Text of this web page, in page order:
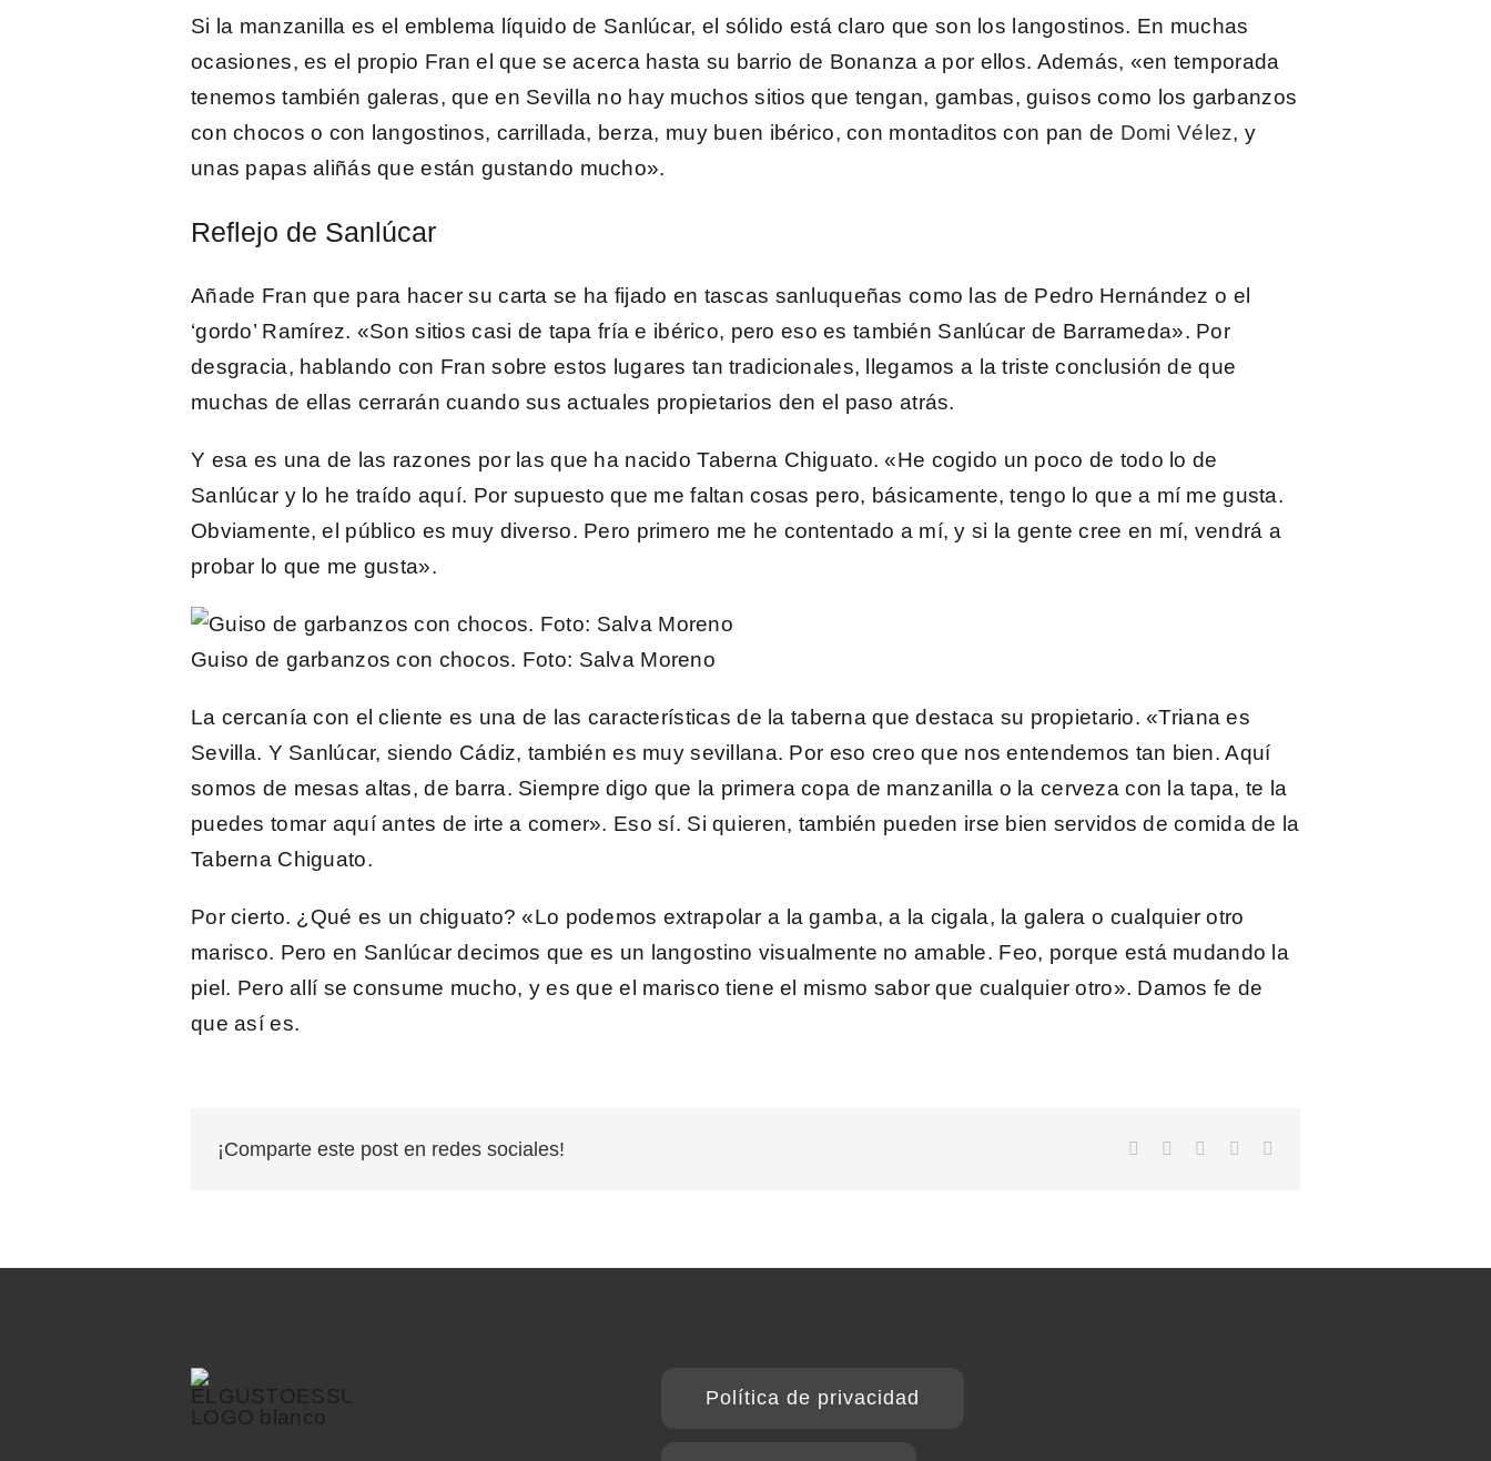
Si la manzanilla es el emblema líquido de Sanlúcar, el sólido está claro que son los langostinos. En muchas
ocasiones, es el propio Fran el que se acerca hasta su barrio de Bonanza a por ellos. Además, «en temporada
tenemos también galeras, que en Sevilla no hay muchos sitios que tengan, gambas, guisos como los garbanzos
con chocos o con langostinos, carrillada, berza, muy buen ibérico, con montaditos con pan de Domi Vélez, y
unas papas aliñás que están gustando mucho».
Reflejo de Sanlúcar
Añade Fran que para hacer su carta se ha fijado en tascas sanluqueñas como las de Pedro Hernández o el
‘gordo’ Ramírez. «Son sitios casi de tapa fría e ibérico, pero eso es también Sanlúcar de Barrameda». Por
desgracia, hablando con Fran sobre estos lugares tan tradicionales, llegamos a la triste conclusión de que
muchas de ellas cerrarán cuando sus actuales propietarios den el paso atrás.
Y esa es una de las razones por las que ha nacidoTaberna Chiguato. «He cogido un poco de todo lo de
Sanlúcar y lo he traído aquí. Por supuesto que me faltan cosas pero, básicamente, tengo lo que a mí me gusta.
Obviamente, el público es muy diverso. Pero primero me he contentado a mí, y si la gente cree en mí, vendrá a
probar lo que me gusta».
Guiso de garbanzos con chocos. Foto: Salva Moreno
La cercanía con el cliente es una de las características de la taberna que destaca su propietario. «Triana es
Sevilla. Y Sanlúcar, siendo Cádiz, también es muy sevillana. Por eso creo que nos entendemos tan bien. Aquí
somos de mesas altas, de barra. Siempre digo que la primera copa de manzanilla o la cerveza con la tapa, te la
puedes tomar aquí antes de irte a comer». Eso sí. Si quieren, también pueden irse bien servidos de comida de la
Taberna Chiguato.
Por cierto. ¿Qué es un chiguato? «Lo podemos extrapolar a la gamba, a la cigala, la galera o cualquier otro
marisco. Pero en Sanlúcar decimos que es un langostino visualmente no amable. Feo, porque está mudando la
piel. Pero allí se consume mucho, y es que el marisco tiene el mismo sabor que cualquier otro». Damos fe de
que así es.
¡Comparte este post en redes sociales! Facebook LinkedInWhatsApp
Política de privacidad